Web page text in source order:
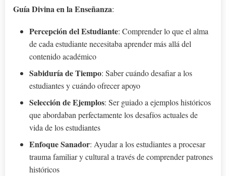
Guía Divina en la Enseñanza:
Percepción del Estudiante: Comprender lo que el alma
de cada estudiante necesitaba aprender más allá del
contenido académico
Sabiduría de Tiempo: Saber cuándo desafiar a los
estudiantes y cuándo ofrecer apoyo
Selección de Ejemplos: Ser guiado a ejemplos históricos
que abordaban perfectamente los desafíos actuales de
vida de los estudiantes
Enfoque Sanador: Ayudar a los estudiantes a procesar
trauma familiar y cultural a través de comprender patrones
históricos